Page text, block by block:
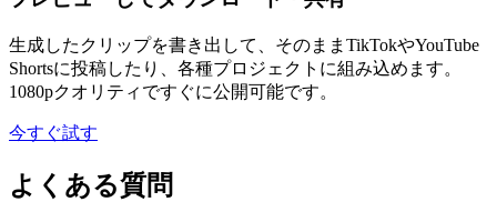
生成したクリップを書き出して、そのままTikTokやYouTube
Shortsに投稿したり、各種プロジェクトに組み込めます。
1080pクオリティですぐに公開可能です。
今すぐ試す
よくある質問